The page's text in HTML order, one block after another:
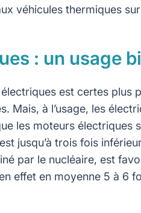
véhicules thermiques
: un usage
est certes plus
Mais, à l’usage, les
les moteurs électriques
jusqu’à trois fois
par le nucléaire, est
effet en moyenne 5 à 6